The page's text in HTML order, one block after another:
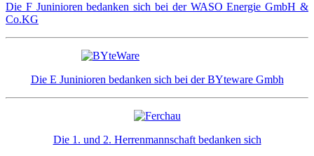
Die F Juninioren bedanken sich bei der WASO Energie GmbH &
Co.KG
Die E Juninioren bedanken sich bei der BYteware Gmbh
Die 1. und 2. Herrenmannschaft bedanken sich